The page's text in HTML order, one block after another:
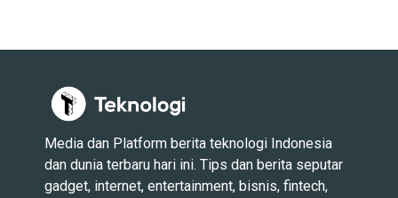
Media dan Platform berita teknologi Indonesia
dan dunia terbaru hari ini. Tips dan berita seputar
gadget, internet, entertainment, bisnis, fintech,